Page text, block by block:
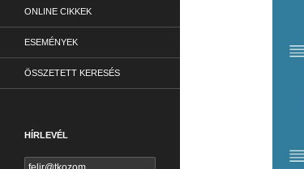
ONLINE CIKKEK
ESEMÉNYEK
ÖSSZETETT KERESÉS
HÍRLEVÉL